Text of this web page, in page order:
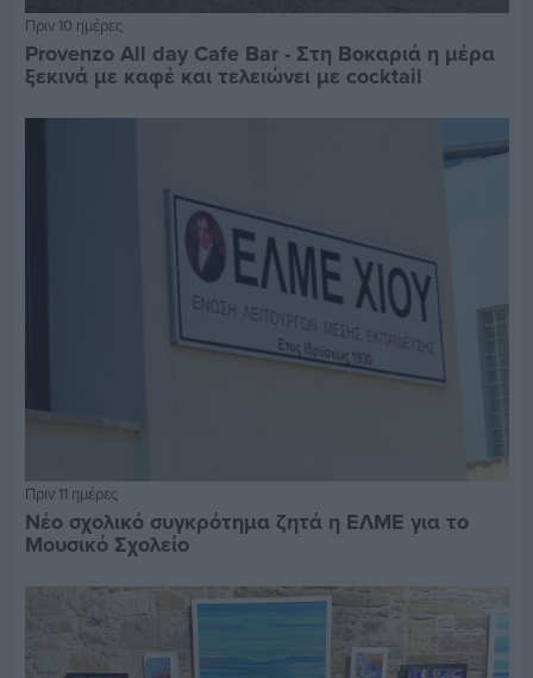
Πριν 10 ημέρες
Provenzo All day Cafe Bar - Στη Βοκαριά η μέρα
ξεκινά με καφέ και τελειώνει με cocktail
Πριν 11 ημέρες
Νέο σχολικό συγκρότημα ζητά η ΕΛΜΕ για το
Μουσικό Σχολείο